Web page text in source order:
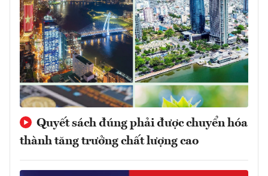
Quyết sách đúng phải được chuyển hóa
thành tăng trưởng chất lượng cao